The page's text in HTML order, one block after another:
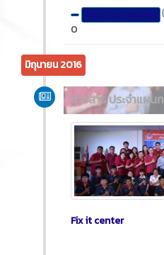
สร้างโดย : Welding
0
มิถุนายน 2016
ข่าวสาร ประจำแผนก
Fix it center